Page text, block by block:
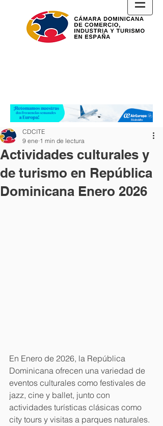
Actividades culturales y
de turismo en República
Dominicana Enero 2026
CDCITE
9 ene 1 min de lectura
En Enero de 2026, la República
Dominicana ofrecen una variedad de
eventos culturales como festivales de
jazz, cine y ballet, junto con
actividades turísticas clásicas como
city tours y visitas a parques naturales.